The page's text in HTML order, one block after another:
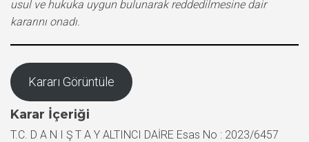
usul ve hukuka uygun bulunarak reddedilmesine dair
kararını onadı.
Kararı Görüntüle
Karar İçeriği
T.C. D A N I Ş T A Y ALTINCI DAİRE Esas No : 2023/6457